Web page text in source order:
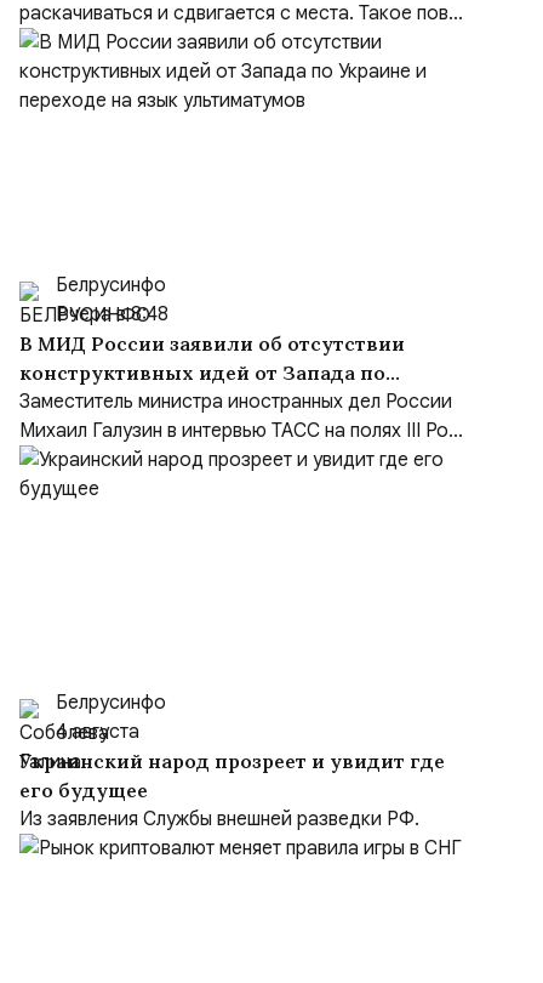
раскачиваться и сдвигается с места. Такое пов...
Белрусинфо
Вчера в 8:48
В МИД России заявили об отсутствии
конструктивных идей от Запада по
Украине и переходе на язык ультиматумов
Заместитель министра иностранных дел России
Михаил Галузин в интервью ТАСС на полях III Ро...
Белрусинфо
4 августа
Украинский народ прозреет и увидит где
его будущее
Из заявления Службы внешней разведки РФ.